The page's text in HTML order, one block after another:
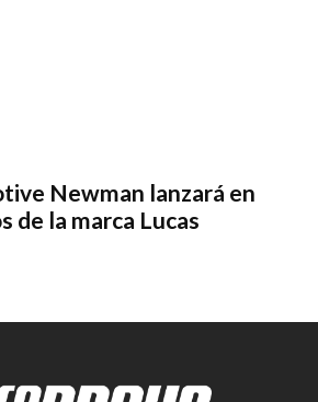
Newman lanzará en
de la marca Lucas